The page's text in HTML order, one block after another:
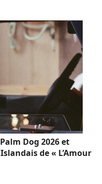
Dog 2026 et
de « L’Amour